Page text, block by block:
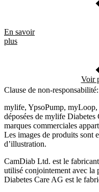
En savoir
plus
Voir
Clause de non-responsabilité:
mylife, YpsoPump,
déposées de mylife
marques commerciales
Les images de produits sont
d’illustration.
CamDiab Ltd. est le
utilisé conjointement avec la
Diabetes Care AG est le